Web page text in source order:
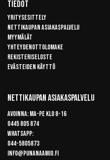
Tiedot
Yritysesittely
Nettikaupan asiakaspalvelu
Myymälät
Yhteydenottolomake
Rekisteriseloste
Evästeiden käyttö
Nettikaupan Asiakaspalvelu
Avoinna: Ma-pe klo 8-16
0445 805 874
Whatsapp:
044-5805873
info@punanaamio.fi